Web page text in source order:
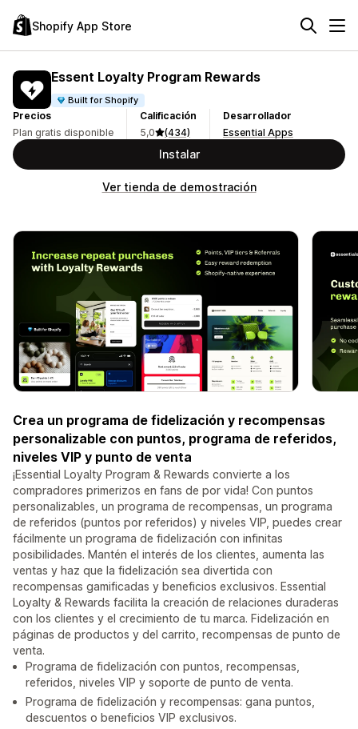
Shopify App Store
Essent Loyalty Program Rewards
Built for Shopify
Precios
Plan gratis disponible
Calificación
5,0
(434)
Desarrollador
Essential Apps
Instalar
Ver tienda de demostración
Crea un programa de fidelización y recompensas
personalizable con puntos, programa de referidos,
niveles VIP y punto de venta
¡Essential Loyalty Program & Rewards convierte a los
compradores primerizos en fans de por vida! Con puntos
personalizables, un programa de recompensas, un programa
de referidos (puntos por referidos) y niveles VIP, puedes crear
fácilmente un programa de fidelización con infinitas
posibilidades. Mantén el interés de los clientes, aumenta las
ventas y haz que la fidelización sea divertida con
recompensas gamificadas y beneficios exclusivos. Essential
Loyalty & Rewards facilita la creación de relaciones duraderas
con los clientes y el crecimiento de tu marca. Fidelización en
páginas de productos y del carrito, recompensas de punto de
venta.
Programa de fidelización con puntos, recompensas,
referidos, niveles VIP y soporte de punto de venta.
Programa de fidelización y recompensas: gana puntos,
descuentos o beneficios VIP exclusivos.